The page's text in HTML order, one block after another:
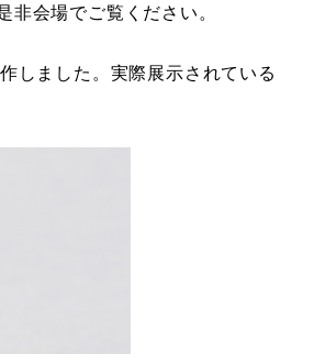
会場でご覧ください。
しました。実際展示されている